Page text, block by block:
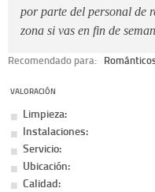
por parte del personal de
zona si vas en fin de
Recomendado para:
VALORACIÓN
Limpieza:
Instalaciones:
Servicio:
Ubicación:
Calidad: